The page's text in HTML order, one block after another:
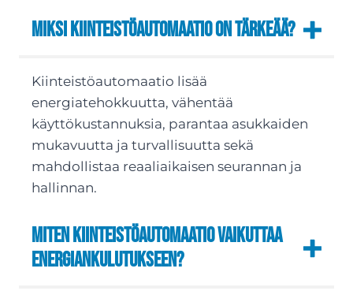
Miksi kiinteistöautomaatio on tärkeää?
Kiinteistöautomaatio lisää
energiatehokkuutta, vähentää
käyttökustannuksia, parantaa asukkaiden
mukavuutta ja turvallisuutta sekä
mahdollistaa reaaliaikaisen seurannan ja
hallinnan.
Miten kiinteistöautomaatio vaikuttaa
energiankulutukseen?